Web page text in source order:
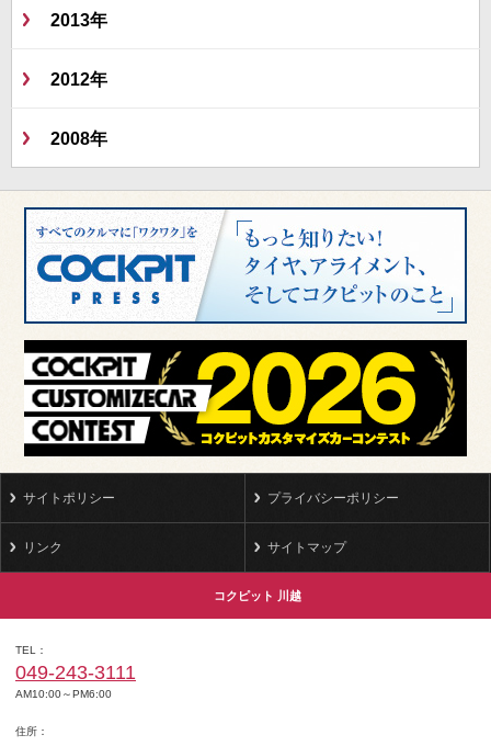
2013年
2012年
2008年
サイトポリシー プライバシーポリシー
リンク サイトマップ
コクピット 川越
TEL
049-243-3111
AM10:00～PM6:00
住所